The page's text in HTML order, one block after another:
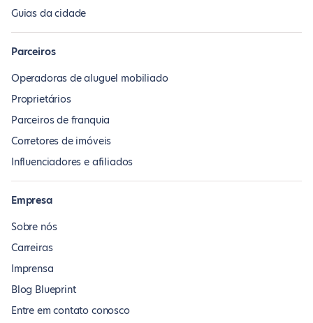
Guias da cidade
Parceiros
Operadoras de aluguel mobiliado
Proprietários
Parceiros de franquia
Corretores de imóveis
Influenciadores e afiliados
Empresa
Sobre nós
Carreiras
Imprensa
Blog Blueprint
Entre em contato conosco